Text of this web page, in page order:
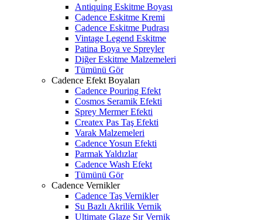
Antiquing Eskitme Boyası
Cadence Eskitme Kremi
Cadence Eskitme Pudrası
Vintage Legend Eskitme
Patina Boya ve Spreyler
Diğer Eskitme Malzemeleri
Tümünü Gör
Cadence Efekt Boyaları
Cadence Pouring Efekt
Cosmos Seramik Efekti
Sprey Mermer Efekti
Createx Pas Taş Efekti
Varak Malzemeleri
Cadence Yosun Efekti
Parmak Yaldızlar
Cadence Wash Efekt
Tümünü Gör
Cadence Vernikler
Cadence Taş Vernikler
Su Bazlı Akrilik Vernik
Ultimate Glaze Sır Vernik